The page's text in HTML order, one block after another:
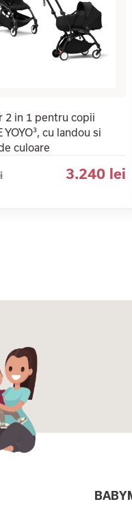
2 in 1 pentru copii
YOYO³, cu landou si
culoare
3.240 lei